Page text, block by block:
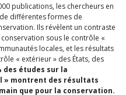
publications, les chercheurs en
différentes formes de
Ils révèlent un contraste
sous le contrôle «
locales, et les résultats
« extérieur » des États, des
des études sur la
» montrent des résultats
que pour la conservation.